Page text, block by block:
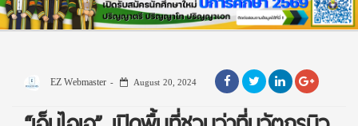
EZ Webmaster August 20, 2024